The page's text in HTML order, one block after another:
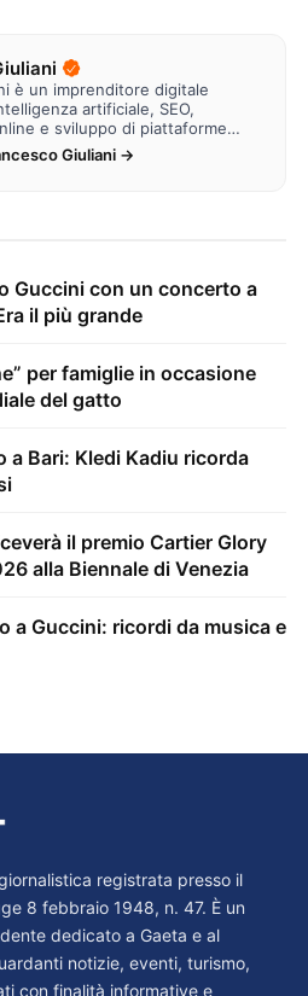
è un imprenditore digitale
artificiale, SEO,
e sviluppo di piattaforme
di…
Giuliani →
Guccini con un concerto a
il più grande
per famiglie in occasione
del gatto
a Bari: Kledi Kadiu ricorda
il premio Cartier Glory
alla Biennale di Venezia
a Guccini: ricordi da musica e
registrata presso il
8 febbraio 1948, n. 47. È un
dedicato a Gaeta e al
notizie, eventi, turismo,
con finalità informative e